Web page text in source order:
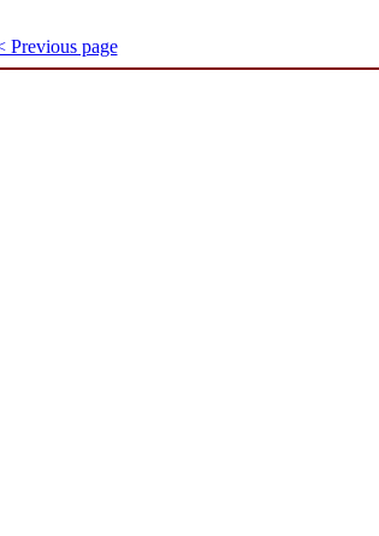
Previous page